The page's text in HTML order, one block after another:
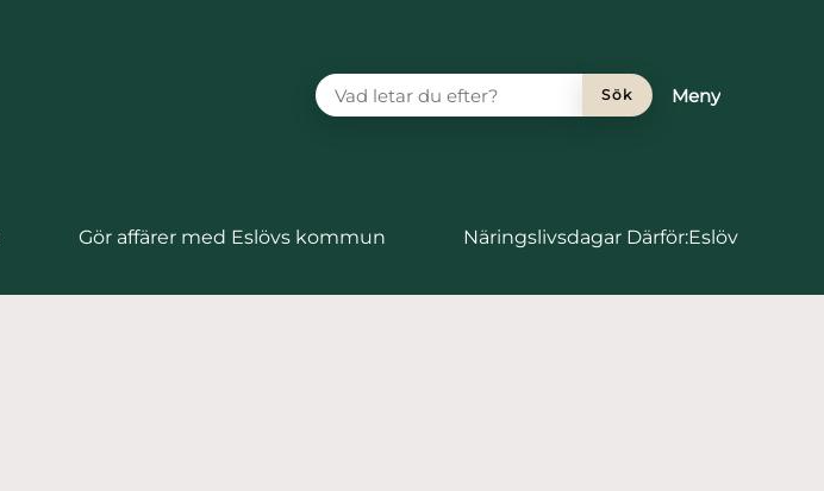
VAD LETAR DU EFTER?
Sök
Meny
Gör affärer med Eslövs kommun Näringslivsdagar Därför:Eslöv